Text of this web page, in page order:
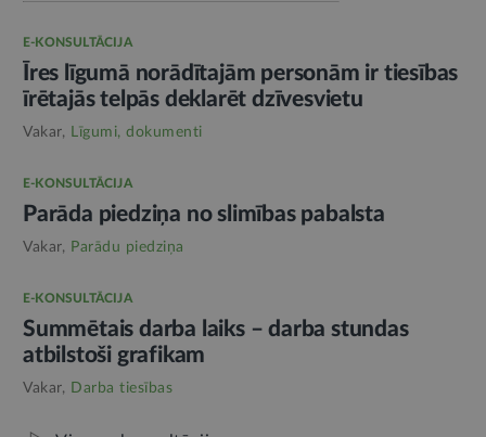
E-KONSULTĀCIJA
Īres līgumā norādītajām personām ir tiesības
īrētajās telpās deklarēt dzīvesvietu
Vakar, Līgumi, dokumenti
E-KONSULTĀCIJA
Parāda piedziņa no slimības pabalsta
Vakar, Parādu piedziņa
E-KONSULTĀCIJA
Summētais darba laiks – darba stundas
atbilstoši grafikam
Vakar, Darba tiesības